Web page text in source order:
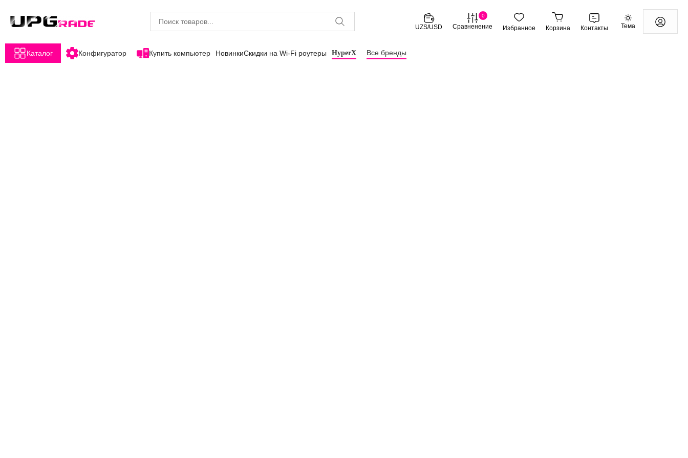
UZS/USD
0
Сравненение Избранное Корзина Контакты Тема
Каталог Конфигуратор Купить компьютер НовинкиСкидки на Wi-Fi роутеры HyperX Все бренды